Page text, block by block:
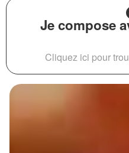
Je compose
Cliquez ici pour